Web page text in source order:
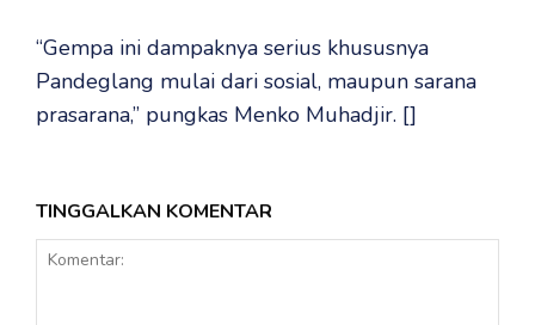
“Gempa ini dampaknya serius khususnya
Pandeglang mulai dari sosial, maupun sarana
prasarana,” pungkas Menko Muhadjir. []
TINGGALKAN KOMENTAR